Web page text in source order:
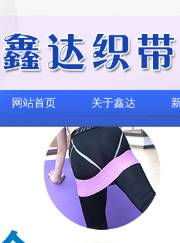
网站首页 关于鑫达